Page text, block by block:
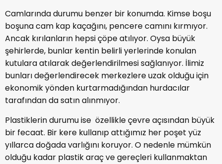
Camlarında durumu benzer bir konumda. Kimse boşu
boşuna cam kap kaçağını, pencere camını kırmıyor.
Ancak kırılanların hepsi çöpe atılıyor. Oysa büyük
şehirlerde, bunlar kentin belirli yerlerinde konulan
kutulara atılarak değerlendirilmesi sağlanıyor. İlimiz
bunları değerlendirecek merkezlere uzak olduğu için
ekonomik yönden kurtarmadığından hurdacılar
tarafından da satın alınmıyor.
Plastiklerin durumu ise özellikle çevre açısından büyük
bir fecaat. Bir kere kullanıp attığımız her poşet yüz
yıllarca doğada varlığını koruyor. O nedenle mümkün
olduğu kadar plastik araç ve gereçleri kullanmaktan